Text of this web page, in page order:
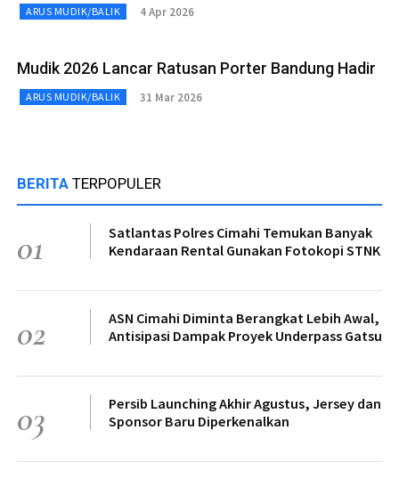
ARUS MUDIK/BALIK 4 Apr 2026
Mudik 2026 Lancar Ratusan Porter Bandung Hadir
ARUS MUDIK/BALIK 31 Mar 2026
BERITA TERPOPULER
01
Satlantas Polres Cimahi Temukan Banyak
Kendaraan Rental Gunakan Fotokopi STNK
02
ASN Cimahi Diminta Berangkat Lebih Awal,
Antisipasi Dampak Proyek Underpass Gatsu
03
Persib Launching Akhir Agustus, Jersey dan
Sponsor Baru Diperkenalkan